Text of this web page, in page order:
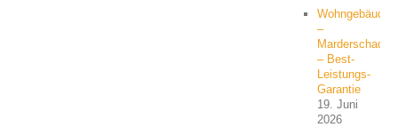
Wohngebäude
–
Marderschaden
– Best-
Leistungs-
Garantie
19. Juni
2026